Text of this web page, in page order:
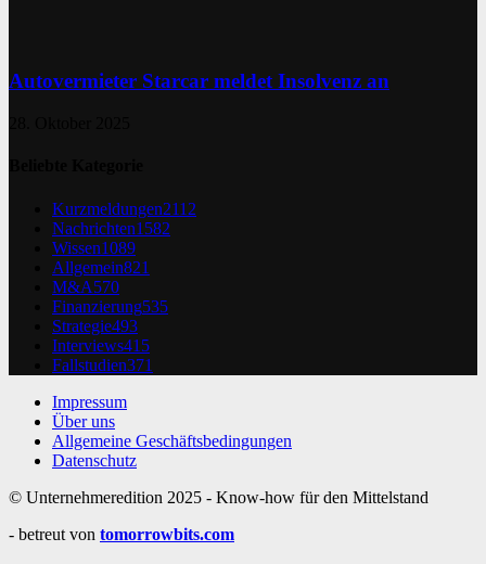
Autovermieter Starcar meldet Insolvenz an
Kurzmeldungen2112
Nachrichten1582
Wissen1089
Allgemein821
M&A570
Finanzierung535
Strategie493
Interviews415
Fallstudien371
Impressum
Über uns
Allgemeine Geschäftsbedingungen
Datenschutz
© Unternehmeredition 2025 - Know-how für den Mittelstand
- betreut von tomorrowbits.com